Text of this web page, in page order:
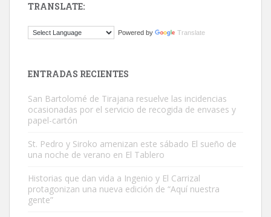
El ayuntamiento se va a llevar a Los Gatos callejeros de la zona los
Este gato macho ha aparecido en la calle hace menos de un mes,
es muy manso y extremadamente cari...
Leales.org » Gran Canaria
TRANSLATE:
Powered by Translate
ENTRADAS RECIENTES
San Bartolomé de Tirajana resuelve las incidencias
ocasionadas por el servicio de recogida de envases y
papel-cartón
St. Pedro y Siroko amenizan este sábado El sueño de
una noche de verano en El Tablero
Historias que dan vida a Ingenio y El Carrizal
protagonizan una nueva edición de “Aquí nuestra
gente”